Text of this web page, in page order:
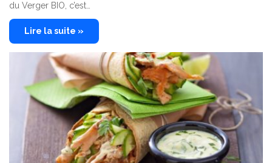
du Verger BIO, c’est…
Lire la suite »